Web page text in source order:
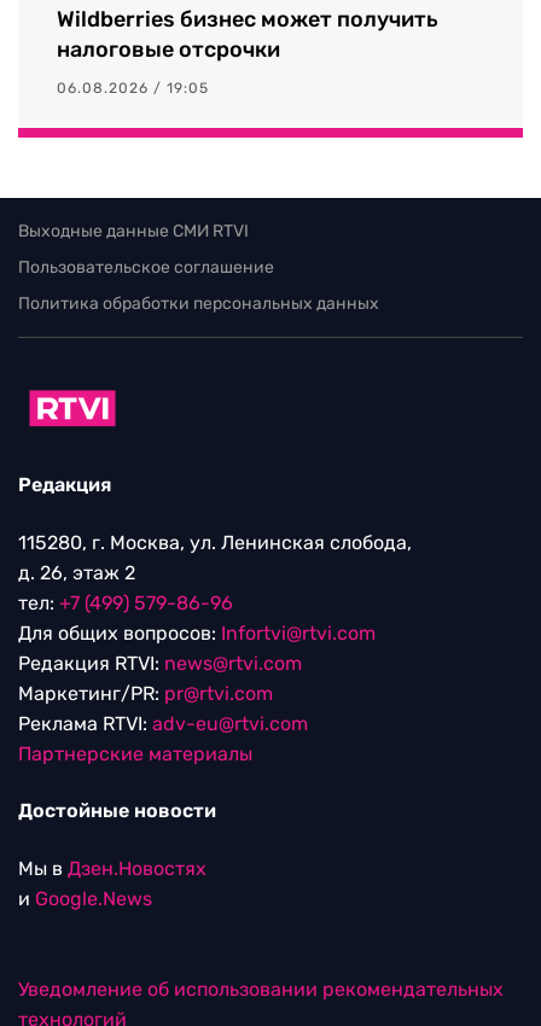
Wildberries бизнес может получить
налоговые отсрочки
06.08.2026 / 19:05
Выходные данные СМИ RTVI
Пользовательское соглашение
Политика обработки персональных данных
Редакция
115280, г. Москва, ул. Ленинская слобода,
д. 26, этаж 2
тел: +7 (499) 579-86-96
Для общих вопросов: Infortvi@rtvi.com
Редакция RTVI: news@rtvi.com
Маркетинг/PR: pr@rtvi.com
Реклама RTVI: adv-eu@rtvi.com
Партнерские материалы
Достойные новости
Мы в Дзен.Новостях
и Google.News
Уведомление об использовании рекомендательных
технологий